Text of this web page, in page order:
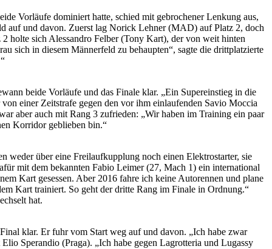
Vorläufe dominiert hatte, schied mit gebrochener Lenkung aus,
auf und davon. Zuerst lag Norick Lehner (MAD) auf Platz 2, doch
holte sich Alessandro Felber (Tony Kart), der von weit hinten
sich in diesem Männerfeld zu behaupten“, sagte die drittplatzierte
beide Vorläufe und das Finale klar. „Ein Supereinstieg in die
einer Zeitstrafe gegen den vor ihm einlaufenden Savio Moccia
aber auch mit Rang 3 zufrieden: „Wir haben im Training ein paar
Korridor geblieben bin.“
weder über eine Freilaufkupplung noch einen Elektrostarter, sie
mit dem bekannten Fabio Leimer (27, Mach 1) ein international
Kart gesessen. Aber 2016 fahre ich keine Autorennen und plane
Kart trainiert. So geht der dritte Rang im Finale in Ordnung.“
hat.
klar. Er fuhr vom Start weg auf und davon. „Ich habe zwar
Sperandio (Praga). „Ich habe gegen Lagrotteria und Lugassy